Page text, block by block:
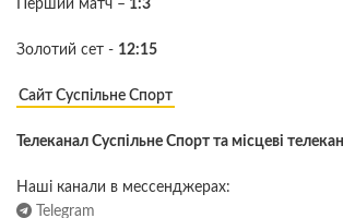
Перший матч – 1:3
Золотий сет - 12:15
Сайт Суспільне Спорт
Телеканал Суспільне Спорт та місцеві
Наші канали в мессенджерах:
Telegram